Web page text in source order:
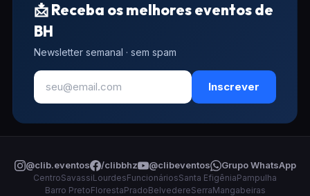
📩 Receba os melhores eventos de
BH
Newsletter semanal · sem spam
Inscrever
@clib.eventos /clibbhz @clibeventos Grupo WhatsApp
CentroSavassiLourdesFuncionáriosSanta EfigêniaPampulha
Barro PretoFlorestaPradoBelvedereSerraMangabeiras